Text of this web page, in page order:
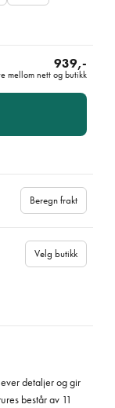
939,-
mellom nett og butikk
Beregn frakt
Velg butikk
detaljer og gir
består av 11